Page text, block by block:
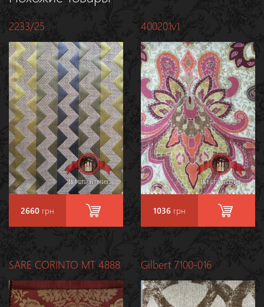
2233/25
2660 грн
400201v1
1036 грн
SARE CORINTO MT 4888 Gilbert 7100-016